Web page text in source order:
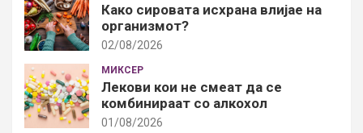
Како сировата исхрана влијае на
организмот?
02/08/2026
МИКСЕР
Лекови кои не смеат да се
комбинираат со алкохол
01/08/2026